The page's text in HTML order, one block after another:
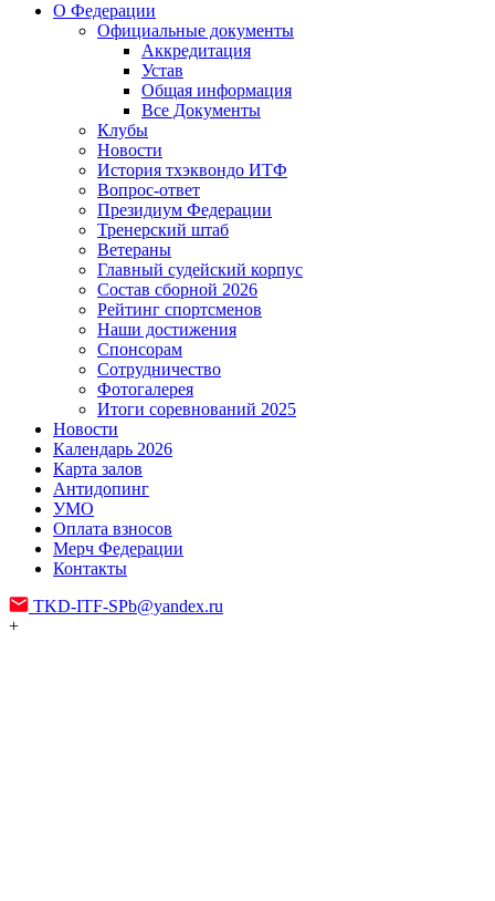
О Федерации
Официальные документы
Аккредитация
Устав
Общая информация
Все Документы
Клубы
Новости
История тхэквондо ИТФ
Вопрос-ответ
Президиум Федерации
Тренерский штаб
Ветераны
Главный судейский корпус
Состав сборной 2026
Рейтинг спортсменов
Наши достижения
Спонсорам
Сотрудничество
Фотогалерея
Итоги соревнований 2025
Новости
Календарь 2026
Карта залов
Антидопинг
УМО
Оплата взносов
Мерч Федерации
Контакты
TKD-ITF-SPb@yandex.ru
+